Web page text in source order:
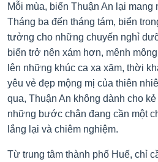
Mỗi mùa, biển Thuận An lại mang
Tháng ba đến tháng tám, biển
tưởng cho những chuyến nghỉ
biển trở nên xám hơn, mênh
lên những khúc ca xa xăm, thời
yêu vẻ đẹp mộng mị của thiên
qua, Thuận An không dành cho
những bước chân đang cần một
lắng lại và chiêm nghiệm.
Từ trung tâm thành phố Huế, chỉ